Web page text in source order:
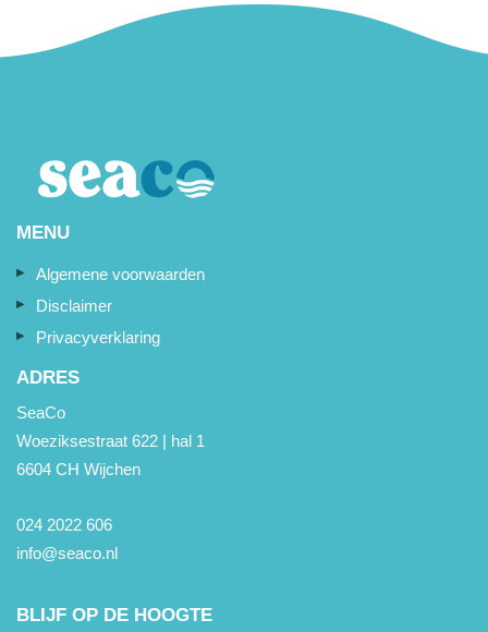
MENU
Algemene voorwaarden
Disclaimer
Privacyverklaring
ADRES
SeaCo
Woeziksestraat 622 | hal 1
6604 CH Wijchen
024 2022 606
info@seaco.nl
BLIJF OP DE HOOGTE